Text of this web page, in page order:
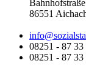
86551
08251 - 87 33
08251 - 87 33